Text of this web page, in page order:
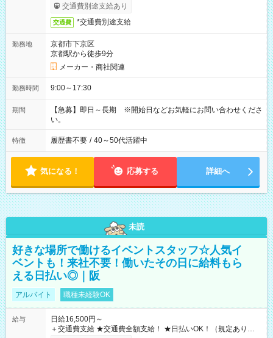
交通費別途支給あり
交通費 *交通費別途支給
勤務地
京都市下京区
京都駅から徒歩9分
メーカー・商社関連
勤務時間 9:00～17:30
期間
【急募】即日～長期 ※開始日などお気軽にお問い合わせくださ
い。
特徴 履歴書不要 / 40～50代活躍中
気になる！ 応募する 詳細へ
未読
好きな場所で働けるイベントスタッフ☆人気イ
ベントも！来社不要！働いたその日に給料もら
える日払い◎｜阪
アルバイト 職種未経験OK
給与
日給16,500円～
＋交通費支給 ★交通費全額支給！ ★日払いOK！（規定あり） ┗